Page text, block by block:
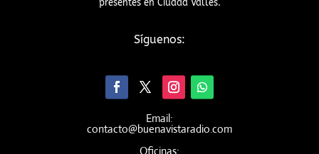
presentes en Ciudad Valles.
Síguenos:
Email:
contacto@buenavistaradio.com
Oficinas: